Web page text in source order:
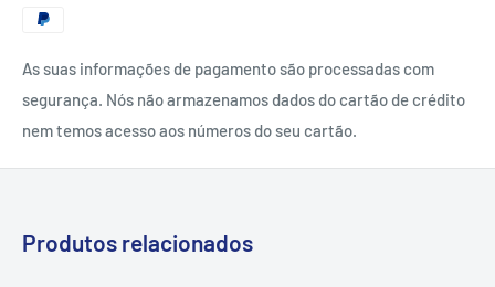
As suas informações de pagamento são processadas com
segurança. Nós não armazenamos dados do cartão de crédito
nem temos acesso aos números do seu cartão.
Produtos relacionados